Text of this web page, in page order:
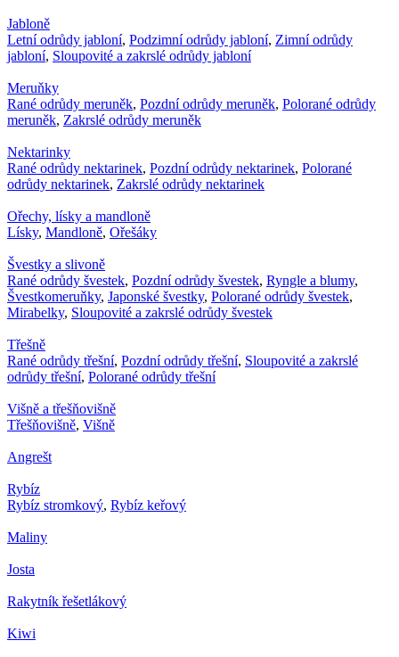
Jabloně
Letní odrůdy jabloní, Podzimní odrůdy jabloní, Zimní odrůdy
jabloní, Sloupovité a zakrslé odrůdy jabloní
Meruňky
Rané odrůdy meruněk, Pozdní odrůdy meruněk, Polorané odrůdy
meruněk, Zakrslé odrůdy meruněk
Nektarinky
Rané odrůdy nektarinek, Pozdní odrůdy nektarinek, Polorané
odrůdy nektarinek, Zakrslé odrůdy nektarinek
Ořechy, lísky a mandloně
Lísky, Mandloně, Ořešáky
Švestky a slivoně
Rané odrůdy švestek, Pozdní odrůdy švestek, Ryngle a blumy,
Švestkomeruňky, Japonské švestky, Polorané odrůdy švestek,
Mirabelky, Sloupovité a zakrslé odrůdy švestek
Třešně
Rané odrůdy třešní, Pozdní odrůdy třešní, Sloupovité a zakrslé
odrůdy třešní, Polorané odrůdy třešní
Višně a třešňovišně
Třešňovišně, Višně
Angrešt
Rybíz
Rybíz stromkový, Rybíz keřový
Maliny
Josta
Rakytník řešetlákový
Kiwi